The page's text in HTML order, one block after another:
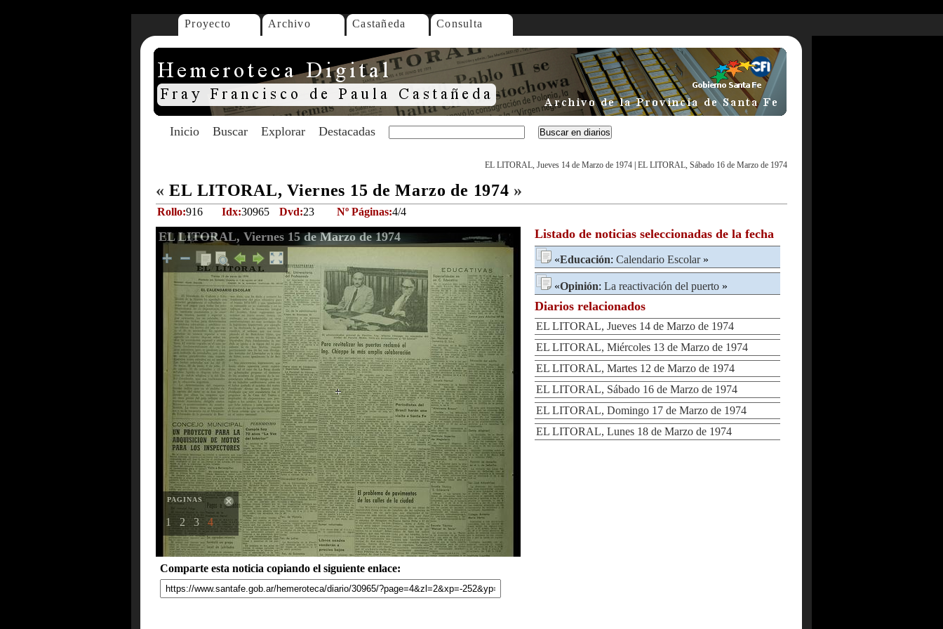
Proyecto Archivo Castañeda Consulta
Inicio Buscar Explorar Destacadas
EL LITORAL, Jueves 14 de Marzo de 1974 EL LITORAL, Sábado 16 de Marzo de 1974
« EL LITORAL, Viernes 15 de Marzo de 1974 »
Rollo:916 Idx:30965 Dvd:23 Nº Páginas:4/4
EL LITORAL, Viernes 15 de Marzo de 1974
PAGINAS
1 2 3 4
Comparte esta noticia copiando el siguiente enlace:
Listado de noticias seleccionadas de la fecha
«Educación: Calendario Escolar»
«Opinión: La reactivación del puerto »
Diarios relacionados
EL LITORAL, Jueves 14 de Marzo de 1974
EL LITORAL, Miércoles 13 de Marzo de 1974
EL LITORAL, Martes 12 de Marzo de 1974
EL LITORAL, Sábado 16 de Marzo de 1974
EL LITORAL, Domingo 17 de Marzo de 1974
EL LITORAL, Lunes 18 de Marzo de 1974